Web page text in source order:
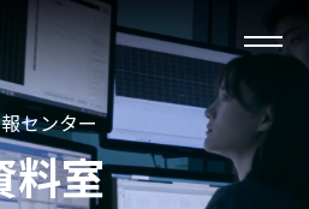
체
메
뉴
センター
料室